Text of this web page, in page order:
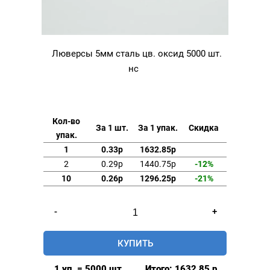
Люверсы 5мм сталь цв. оксид 5000 шт.
нс
Кол-во
упак.
За 1 шт. За 1 упак. Скидка
1 0.33р
1632.85р
2
0.29р 1440.75р
-12%
10
0.26р 1296.25р -21%
-
Люверсы
5мм
+
КУПИТЬ